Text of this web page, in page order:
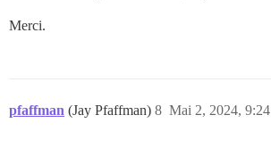
Merci.
pfaffman (Jay Pfaffman) Mai 2, 2024, 9:24
8